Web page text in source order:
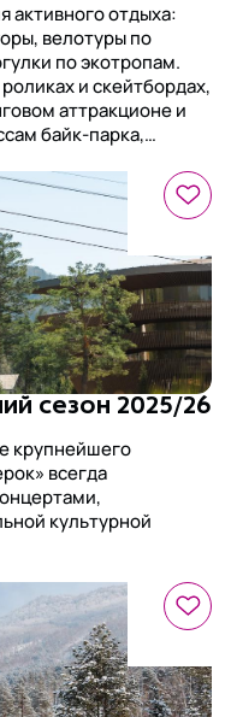
активного отдыха:
велотуры по
по экотропам.
и скейтбордах,
аттракционе и
байк-парка,
и поездки на
экскурсиях к самым
сезон 2025/26
крупнейшего
всегда
культурной